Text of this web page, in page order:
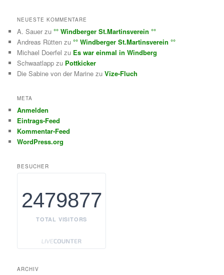
NEUESTE KOMMENTARE
A. Sauer zu°° Windberger St.Martinsverein °°
Andreas Rütten zu°° Windberger St.Martinsverein °°
Michael Doerfel zu Es war einmal in Windberg
Schwaatlapp zu Pottkicker
Die Sabine von der Marine zuVize-Fluch
META
Anmelden
Eintrags-Feed
Kommentar-Feed
WordPress.org
BESUCHER
2479877
TOTAL VISITORS
ARCHIV